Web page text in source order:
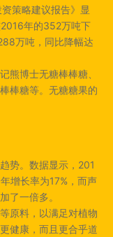
策略建议报告》显
年的352万吨下
万吨，同比降幅达
熊博士无糖棒棒糖、
棒糖等。无糖糖果的
势。数据显示，201
增长率为17%，而声
了一倍多。
原料，以满足对植物
健康，而且更合乎道